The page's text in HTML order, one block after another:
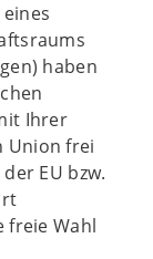
haben
Ihrer
Union frei
EU bzw.
freie Wahl